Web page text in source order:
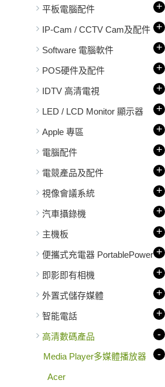
平板電腦配件 +
IP-Cam / CCTV Cam及配件 +
Software 電腦軟件 +
POS硬件及配件 +
IDTV 高清電視 +
LED / LCD Monitor 顯示器 +
Apple 專區 +
電腦配件 +
電競產品及配件 +
視像會議系統 +
汽車攝錄機 +
主機板 +
便攜式充電器 PortablePower +
即影即有相機 +
外置式儲存媒體 +
智能電話 +
高清數碼產品 -
Media Player多媒體播放器 -
Acer